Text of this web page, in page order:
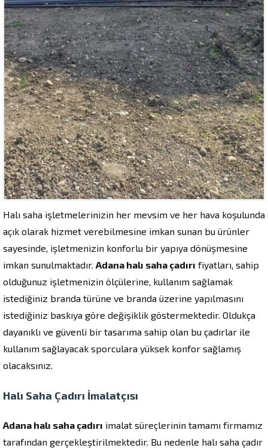
Halı saha işletmelerinizin her mevsim ve her hava koşulunda
açık olarak hizmet verebilmesine imkan sunan bu ürünler
sayesinde, işletmenizin konforlu bir yapıya dönüşmesine
imkan sunulmaktadır. Adana halı saha çadırı fiyatları, sahip
olduğunuz işletmenizin ölçülerine, kullanım sağlamak
istediğiniz branda türüne ve branda üzerine yapılmasını
istediğiniz baskıya göre değişiklik göstermektedir. Oldukça
dayanıklı ve güvenli bir tasarıma sahip olan bu çadırlar ile
kullanım sağlayacak sporculara yüksek konfor sağlamış
olacaksınız.
Halı Saha Çadırı İmalatçısı
Adana halı saha çadırı imalat süreçlerinin tamamı firmamız
tarafından gerçekleştirilmektedir. Bu nedenle halı saha çadır